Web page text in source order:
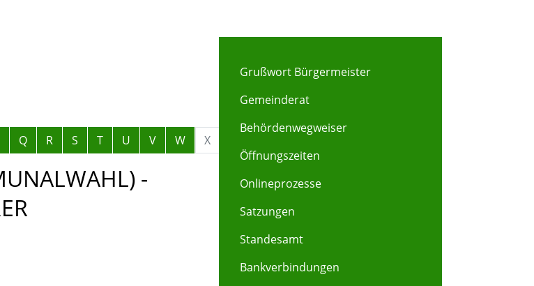
Q R S T U V W X
-
Grußwort Bürgermeister
Gemeinderat
Behördenwegweiser
Öffnungszeiten
Onlineprozesse
Satzungen
Standesamt
Bankverbindungen